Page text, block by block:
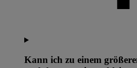
Kann ich zu einem